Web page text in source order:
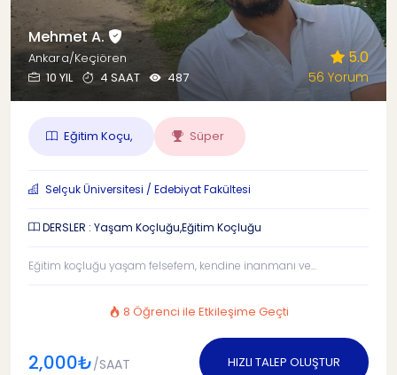
Mehmet A.
Ankara/Keçiören
10 YIL
4 SAAT 487
5.0
56 Yorum
Eğitim Koçu, Süper
Selçuk Üniversitesi / Edebiyat Fakültesi
DERSLER : Yaşam Koçluğu,Eğitim Koçluğu
Eğitim koçluğu yaşam felsefem, kendine inanmanı ve...
8 Öğrenci ile Etkileşime Geçti
2,000₺/SAAT HIZLI TALEP OLUŞTUR